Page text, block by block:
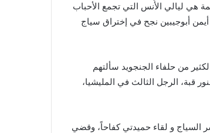
هي ليالي الأُنس التي تجمع الأحباب
أبوجيبين نجح في إختراق سياج
من حلفاء الجنجويد سألتهم
قبة، الرجل الثالث في المليشيا،
السياج و لقاء حميدتي كفاحاً، وقضي